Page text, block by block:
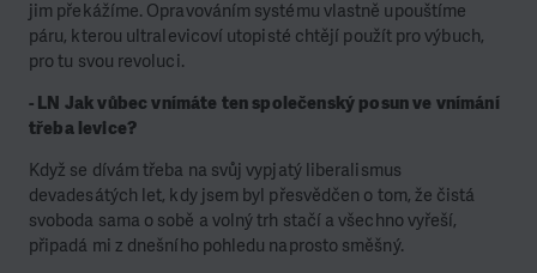
jim překážíme. Opravováním systému vlastně upouštíme
páru, kterou ultralevicoví utopisté chtějí použít pro výbuch,
pro tu svou revoluci.
- LN Jak vůbec vnímáte ten společenský posun ve vnímání
třeba levice?
Když se dívám třeba na svůj vypjatý liberalismus
devadesátých let, kdy jsem byl přesvědčen o tom, že čistá
svoboda sama o sobě a volný trh stačí a všechno vyřeší,
připadá mi z dnešního pohledu naprosto směšný.